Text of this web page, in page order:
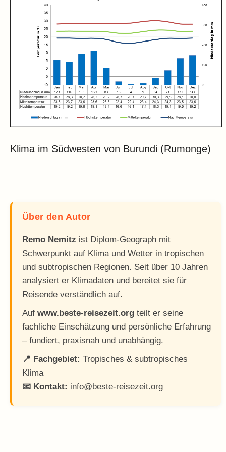
Klima im Südwesten von Burundi (Rumonge)
Über den Autor
Remo Nemitz ist Diplom-Geograph mit
Schwerpunkt auf Klima und Wetter in tropischen
und subtropischen Regionen. Seit über 10 Jahren
analysiert er Klimadaten und bereitet sie für
Reisende verständlich auf.
Auf www.beste-reisezeit.org teilt er seine
fachliche Einschätzung und persönliche Erfahrung
– fundiert, praxisnah und unabhängig.
📍 Fachgebiet: Tropisches & subtropisches
Klima
📧 Kontakt: info@beste-reisezeit.org